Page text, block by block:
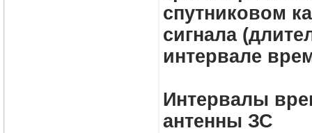
спутниковом
сигнала
интервале
Интервалы
антенны ЗС